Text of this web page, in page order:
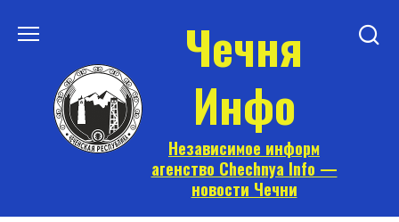
Чечня
Инфо
Независимое информ
агенство Chechnya Info —
новости Чечни